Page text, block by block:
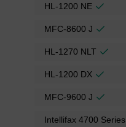
HL-1200 NE
MFC-8600 J
HL-1270 NLT
HL-1200 DX
MFC-9600 J
Intellifax 4700 Series